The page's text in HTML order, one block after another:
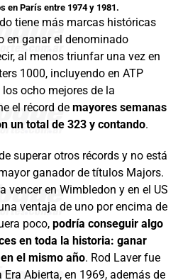
en París entre 1974 y 1981.
tiene más marcas históricas
en ganar el denominado
al menos triunfar una vez en
1000, incluyendo en ATP
ocho mejores de la
el récord de mayores semanas
un total de 323 y contando.
superar otros récords y no está
ganador de títulos Majors.
vencer en Wimbledon y en el US
ventaja de uno por encima de
poco, podría conseguir algo
en toda la historia: ganar
el mismo año. Rod Laver fue
Abierta, en 1969, además de